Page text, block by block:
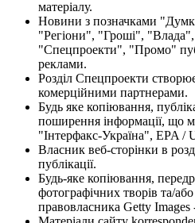
матеріалу.
Новини з позначками
"Регіони", "Гроші",
"Спецпроекти", "Промо"
реклами.
Розділ Спецпроекти
комерційними партнерами.
Будь яке копіювання,
поширення інформації, що
"Інтерфакс-Україна", EPA /
Власник веб-сторінки в
публікації.
Будь-яке копіювання,
фотографічних творів та/або
правовласника Getty Images